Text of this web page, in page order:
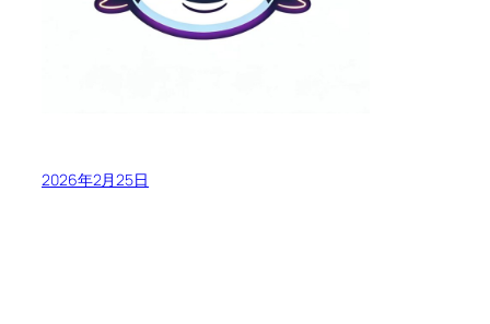
2026年2月25日